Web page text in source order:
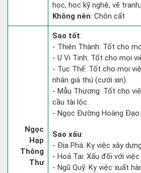
học, học kỹ nghệ, vẽ
Không nên: Chôn cất
Ngọc
Hạp
Thông
Thư
Sao tốt:
- Thiên Thành: Tốt cho
- U Vi Tinh: Tốt cho mọi
- Tục Thế: Tốt cho mọi
nhân giá thú (cưới xin).
- Mẫu Thương: Tốt cho
cầu tài lộc.
- Ngọc Đường Hoàng
Sao xấu:
- Địa Phá: Kỵ việc xây
- Hoả Tai: Xấu đối với
- Ngũ Quỹ: Kỵ việc xuất